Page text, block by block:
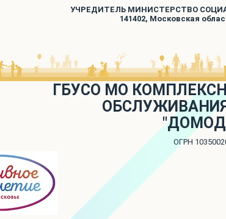
УЧРЕДИТЕЛЬ МИНИСТЕРСТВО
141402, Московская
ГБУСО МО
ОГРН